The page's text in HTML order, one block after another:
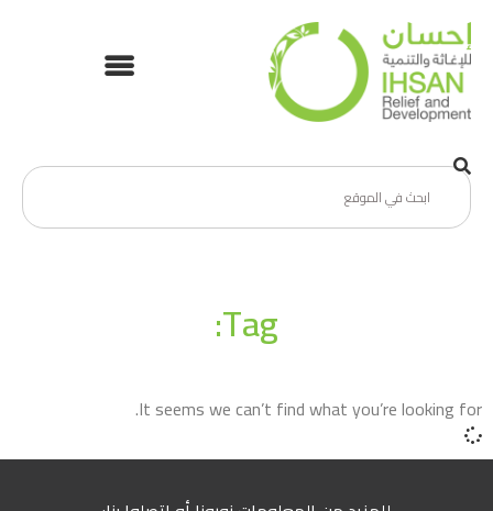
Tag:
It seems we can’t find what you’re looking for.